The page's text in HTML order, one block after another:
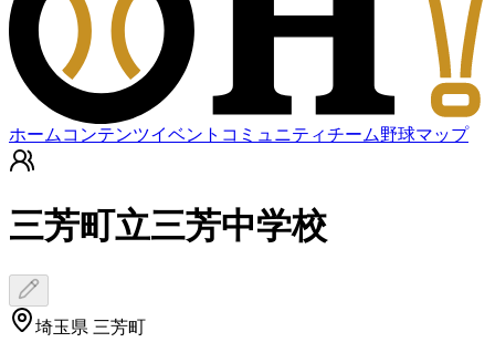
ホーム コンテンツイベント コミュニティチーム野球マップ
三芳町立三芳中学校
埼玉県 三芳町